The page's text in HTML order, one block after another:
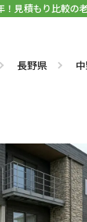
見積もり比較の
長野県